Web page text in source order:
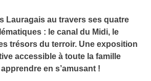
Lauragais au travers ses quatre
: le canal du Midi, le
trésors du terroir. Une exposition
accessible à toute la famille
en s’amusant !